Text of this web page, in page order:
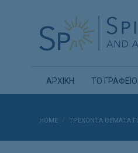
ΑΡΧΙΚΗ ΤΟ
HOME ΤΡΕΧΟΝΤΑ ΘΕΜΑΤΑ